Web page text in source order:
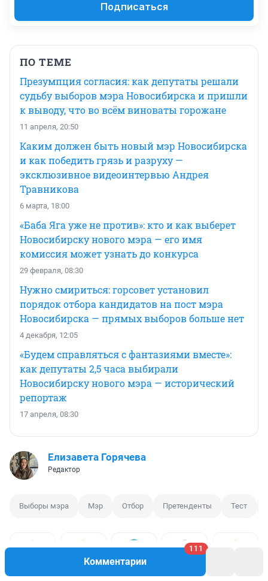
Комментарии
111
Подписаться
ПО ТЕМЕ
Презумпция согласия: как депутаты решали
судьбу выборов мэра Новосибирска и пришли
к выводу, что во всём виноваты горожане
11 апреля, 20:50
Каким должен быть новый мэр Новосибирска
и как победить грязь и разруху —
эксклюзивное видеоинтервью Андрея
Травникова
6 марта, 18:00
«Баба Яга уже не против»: кто и как выберет
Новосибирску нового мэра — его имя
комиссия может узнать до конкурса
29 февраля, 08:30
Нужно смириться: горсовет установил
порядок отбора кандидатов на пост мэра
Новосибирска — прямых выборов больше нет
4 декабря, 12:05
«Будем справляться с фантазиями вместе»:
как депутаты 2,5 часа выбирали
Новосибирску нового мэра — исторический
репортаж
17 апреля, 08:30
Елизавета Горячева
Редактор
Выборы мэра Мэр Отбор Претенденты Тест
9 1